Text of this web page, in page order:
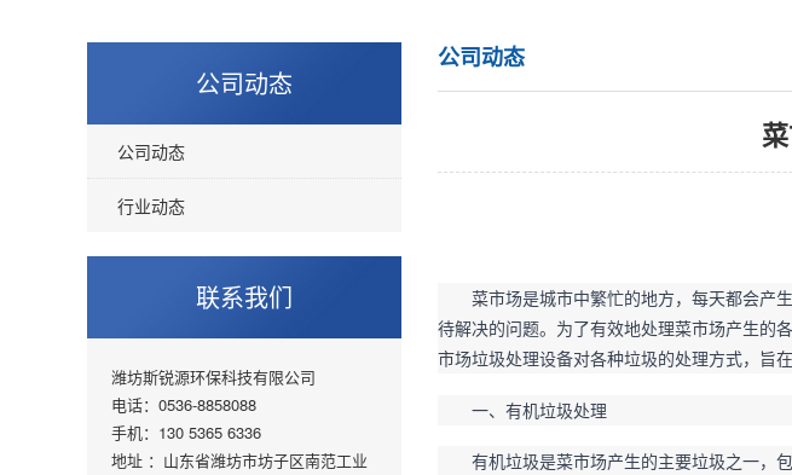
公司动态
公司动态
行业动态
联系我们
潍坊斯锐源环保科技有限公司
电话：0536-8858088
手机：130 5365 6336
地址 ：山东省潍坊市坊子区南范工业
公司动态
菜市场是城市中繁忙的地方，每天都会产
待解决的问题。为了有效地处理菜市场产生的
市场垃圾处理设备对各种垃圾的处理方式，旨
一、有机垃圾处理
有机垃圾是菜市场产生的主要垃圾之一，